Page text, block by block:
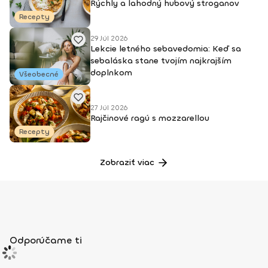
Recepty
Rýchly a lahodný hubový stroganov
Všeobecné
29 Júl 2026
Lekcie letného sebavedomia: Keď sa
sebaláska stane tvojím najkrajším
doplnkom
Recepty
27 Júl 2026
Rajčinové ragú s mozzarellou
Zobraziť viac
Odporúčame ti